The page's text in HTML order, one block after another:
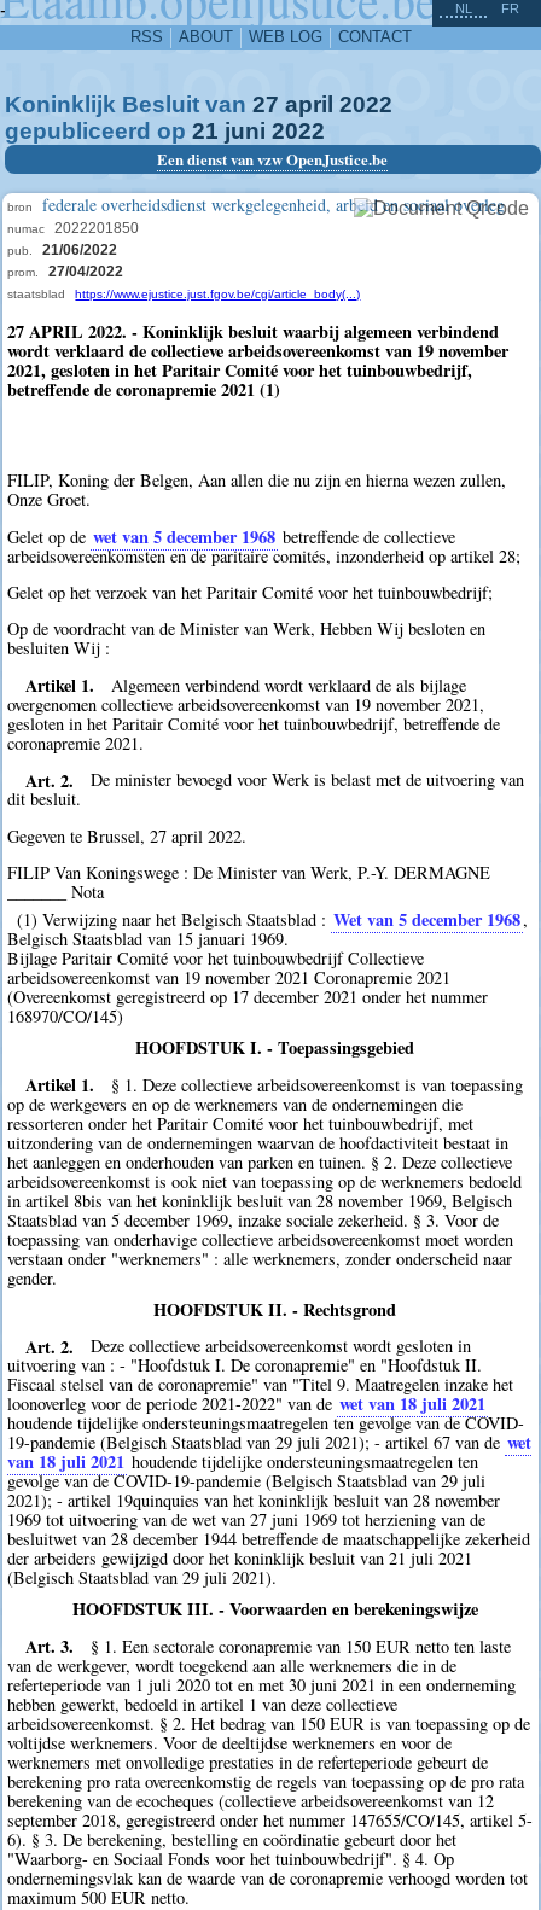
-
RSS ABOUT WEB LOG CONTACT
NL FR
Koninklijk Besluit van 27 april 2022
gepubliceerd op 21 juni 2022
Een dienst van vzw OpenJustice.be
bron federale overheidsdienst werkgelegenheid, arbeid en sociaal overleg
numac 2022201850
pub. 21/06/2022
prom. 27/04/2022
staatsblad https://www.ejustice.just.fgov.be/cgi/article_body(...)
27 APRIL 2022. - Koninklijk besluit waarbij algemeen verbindend
wordt verklaard de collectieve arbeidsovereenkomst van 19 november
2021, gesloten in het Paritair Comité voor het tuinbouwbedrijf,
betreffende de coronapremie 2021 (1)
FILIP, Koning der Belgen, Aan allen die nu zijn en hierna wezen zullen,
Onze Groet.
Gelet op de wet van 5 december 1968 betreffende de collectieve
arbeidsovereenkomsten en de paritaire comités, inzonderheid op artikel 28;
Gelet op het verzoek van het Paritair Comité voor het tuinbouwbedrijf;
Op de voordracht van de Minister van Werk, Hebben Wij besloten en
besluiten Wij :
Artikel 1.
Algemeen verbindend wordt verklaard de als bijlage
overgenomen collectieve arbeidsovereenkomst van 19 november 2021,
gesloten in het Paritair Comité voor het tuinbouwbedrijf, betreffende de
coronapremie 2021.
Art. 2.
De minister bevoegd voor Werk is belast met de uitvoering van
dit besluit.
Gegeven te Brussel, 27 april 2022.
FILIP Van Koningswege : De Minister van Werk, P.-Y. DERMAGNE
_______ Nota
(1) Verwijzing naar het Belgisch Staatsblad : Wet van 5 december 1968,
Belgisch Staatsblad van 15 januari 1969.
Bijlage Paritair Comité voor het tuinbouwbedrijf Collectieve
arbeidsovereenkomst van 19 november 2021 Coronapremie 2021
(Overeenkomst geregistreerd op 17 december 2021 onder het nummer
168970/CO/145)
HOOFDSTUK I. - Toepassingsgebied
Artikel 1.
§ 1. Deze collectieve arbeidsovereenkomst is van toepassing
op de werkgevers en op de werknemers van de ondernemingen die
ressorteren onder het Paritair Comité voor het tuinbouwbedrijf, met
uitzondering van de ondernemingen waarvan de hoofdactiviteit bestaat in
het aanleggen en onderhouden van parken en tuinen. § 2. Deze collectieve
arbeidsovereenkomst is ook niet van toepassing op de werknemers bedoeld
in artikel 8bis van het koninklijk besluit van 28 november 1969, Belgisch
Staatsblad van 5 december 1969, inzake sociale zekerheid. § 3. Voor de
toepassing van onderhavige collectieve arbeidsovereenkomst moet worden
verstaan onder "werknemers" : alle werknemers, zonder onderscheid naar
gender.
HOOFDSTUK II. - Rechtsgrond
Art. 2.
Deze collectieve arbeidsovereenkomst wordt gesloten in
uitvoering van : - "Hoofdstuk I. De coronapremie" en "Hoofdstuk II.
Fiscaal stelsel van de coronapremie" van "Titel 9. Maatregelen inzake het
loonoverleg voor de periode 2021-2022" van de wet van 18 juli 2021
houdende tijdelijke ondersteuningsmaatregelen ten gevolge van de COVID-
19-pandemie (Belgisch Staatsblad van 29 juli 2021); - artikel 67 van de wet
van 18 juli 2021 houdende tijdelijke ondersteuningsmaatregelen ten
gevolge van de COVID-19-pandemie (Belgisch Staatsblad van 29 juli
2021); - artikel 19quinquies van het koninklijk besluit van 28 november
1969 tot uitvoering van de wet van 27 juni 1969 tot herziening van de
besluitwet van 28 december 1944 betreffende de maatschappelijke zekerheid
der arbeiders gewijzigd door het koninklijk besluit van 21 juli 2021
(Belgisch Staatsblad van 29 juli 2021).
HOOFDSTUK III. - Voorwaarden en berekeningswijze
Art. 3.
§ 1. Een sectorale coronapremie van 150 EUR netto ten laste
van de werkgever, wordt toegekend aan alle werknemers die in de
referteperiode van 1 juli 2020 tot en met 30 juni 2021 in een onderneming
hebben gewerkt, bedoeld in artikel 1 van deze collectieve
arbeidsovereenkomst. § 2. Het bedrag van 150 EUR is van toepassing op de
voltijdse werknemers. Voor de deeltijdse werknemers en voor de
werknemers met onvolledige prestaties in de referteperiode gebeurt de
berekening pro rata overeenkomstig de regels van toepassing op de pro rata
berekening van de ecocheques (collectieve arbeidsovereenkomst van 12
september 2018, geregistreerd onder het nummer 147655/CO/145, artikel 5-
6). § 3. De berekening, bestelling en coördinatie gebeurt door het
"Waarborg- en Sociaal Fonds voor het tuinbouwbedrijf". § 4. Op
ondernemingsvlak kan de waarde van de coronapremie verhoogd worden tot
maximum 500 EUR netto.
^